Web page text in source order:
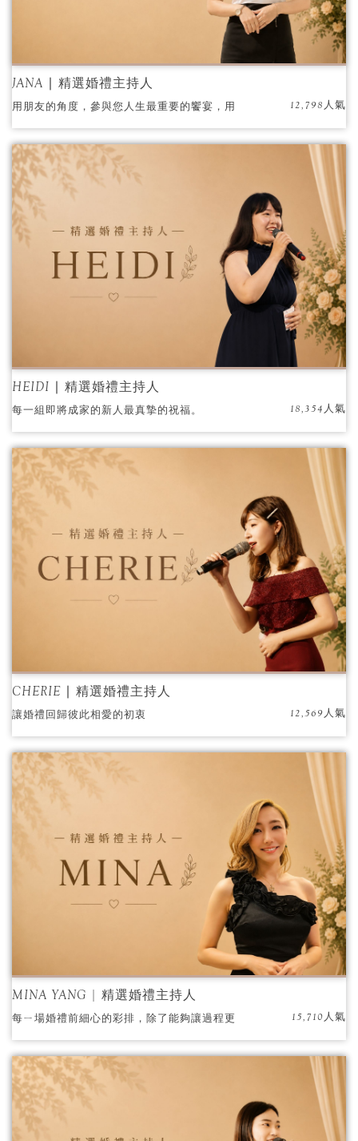
JANA ∣ 精選婚禮主持人
用朋友的角度，參與您人生最重要的饗宴，用
同理的心態，陪伴您開啟幸福的序幕。 每一場
喜宴都是用對待自己家人朋友般用心，因為與
您一同完成人生中最美好的婚禮。
12,798人氣
HEIDI ∣ 精選婚禮主持人
每一組即將成家的新人最真摯的祝福。 18,354人氣
CHERIE ∣ 精選婚禮主持人
讓婚禮回歸彼此相愛的初衷 12,569人氣
MINA YANG | 精選婚禮主持人
每ㄧ場婚禮前細心的彩排，除了能夠讓過程更
所有人員可以反覆練習，屆時輕鬆進場，抱持
著一種幸福的使命感，盡力地幫每一組新人完
成夢想中的人生大事，每次都深感榮幸地可以
見證到這麼多獨一無二的愛情故事，若是想要
與眾不同、專屬於您們的特色婚禮，那就大膽
15,710人氣